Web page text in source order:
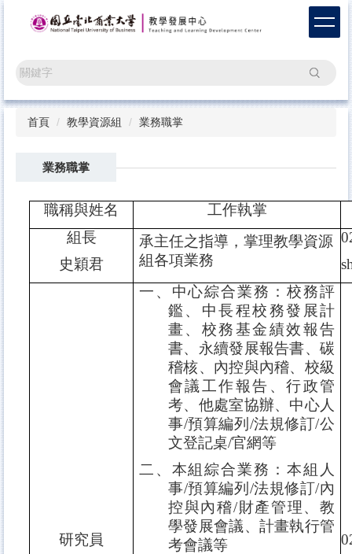
區
搜尋
首頁 教學資源組 業務職掌
業務職掌
職稱與姓名
工作執掌
組長
史穎君
承主任之指導，掌理教學資源
組各項業務
研究員
一、中心綜合業務：校務評
鑑、中長程校務發展計
畫、校務基金績效報告
書、永續發展報告書、碳
稽核、內控與內稽、校級
會議工作報告、行政管
考、他處室協辦、中心人
事/預算編列 /法規修訂/公
文登記桌/官網等
二、本組綜合業務：本組人
事/預算編列 /法規修訂/內
控與內稽/財產管理、教
學發展會議、計畫執行管
考會議等